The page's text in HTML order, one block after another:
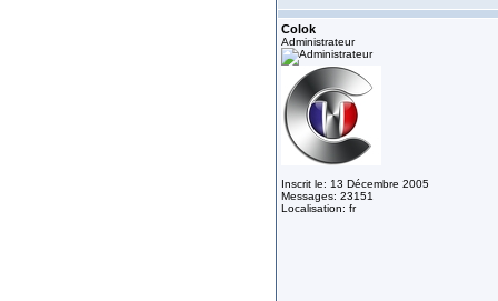
Colok
Administrateur
Inscrit le: 13 Décembre 2005
Messages: 23151
Localisation: fr